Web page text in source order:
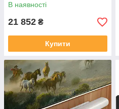
В наявності
21 852 ₴
Купити